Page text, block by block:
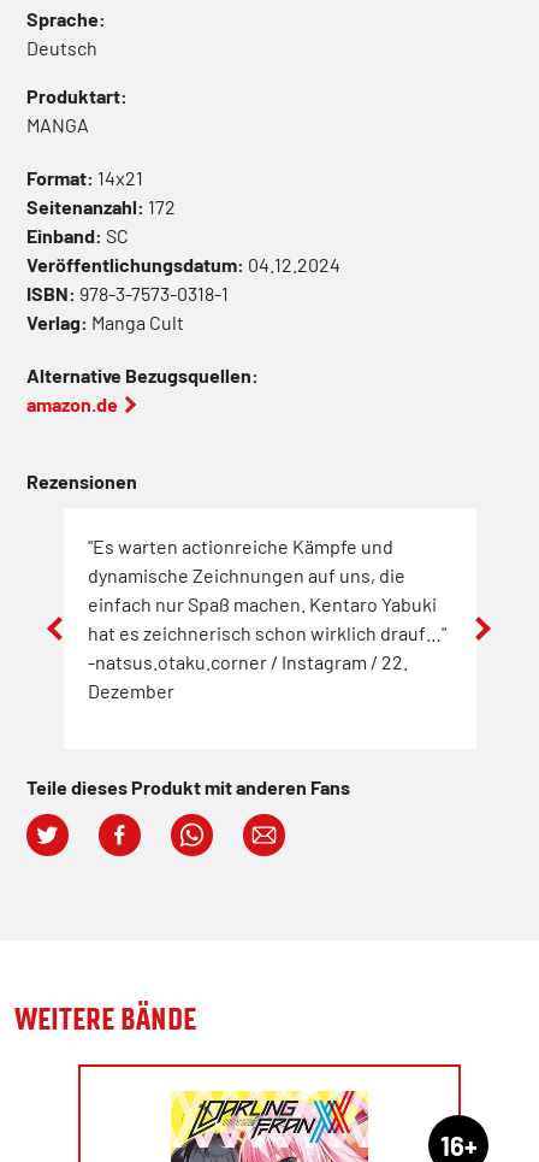
Sprache:
Deutsch
Produktart:
MANGA
Format: 14x21
Seitenanzahl: 172
Einband: SC
Veröffentlichungsdatum: 04.12.2024
ISBN: 978-3-7573-0318-1
Verlag: Manga Cult
Alternative Bezugsquellen:
amazon.de
Rezensionen
"Es warten actionreiche Kämpfe und
dynamische Zeichnungen auf uns, die
einfach nur Spaß machen. Kentaro Yabuki
hat es zeichnerisch schon wirklich drauf…"
-natsus.otaku.corner / Instagram / 22.
Dezember
Teile dieses Produkt mit anderen Fans
WEITERE BÄNDE
16+